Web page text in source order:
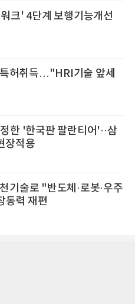
크' 4단계 보행기능개선
허취득…"HRI기술 앞세
한 '한국판 팔란티어'··삼
장적용
기술로 "반도체·로봇·우주
동력 재편